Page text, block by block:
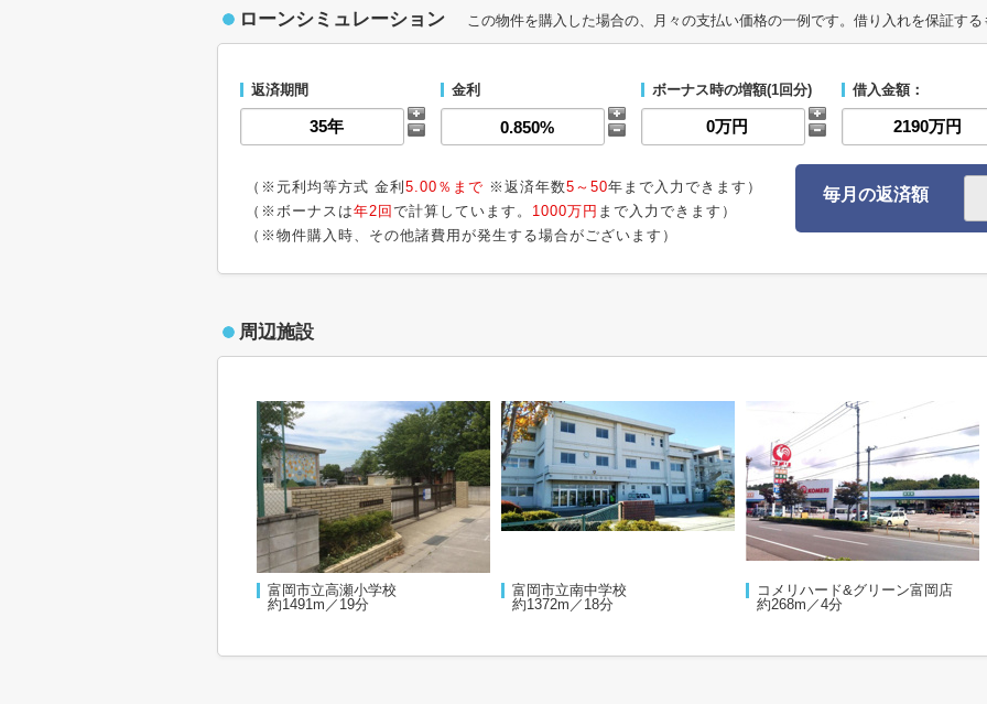
ローンシミュレーション この物件を購入した場合の、月々の支払い価格の一例です。借り入れを保証す
返済期間 金利 ボーナス時の増額(1回分) 借入金額：
（※元利均等方式 金利 5.00％まで ※返済年数5～50年まで入力できます）
（※ボーナスは年2回 で計算しています。 1000万円 まで入力できます）
（※物件購入時、その他諸費用が発生する場合がございます）
毎月の返済額
周辺施設
富岡市立高瀬小学校
約1491m／19分
富岡市立南中学校
約1372m／18分
コメリハード&グリーン富岡店
約268m／4分